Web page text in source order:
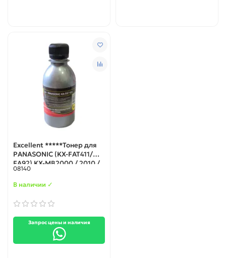
Excellent *****Тонер для
PANASONIC (KX-FAT411/
FA92) KX-MB2000 / 2010 /
2010 / 2025 / 2030 фл.
75гр.
08140
В наличии ✓
Запрос цены и наличия